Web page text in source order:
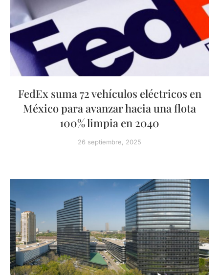
FedEx suma 72 vehículos eléctricos en
México para avanzar hacia una flota
100% limpia en 2040
26 septiembre, 2025